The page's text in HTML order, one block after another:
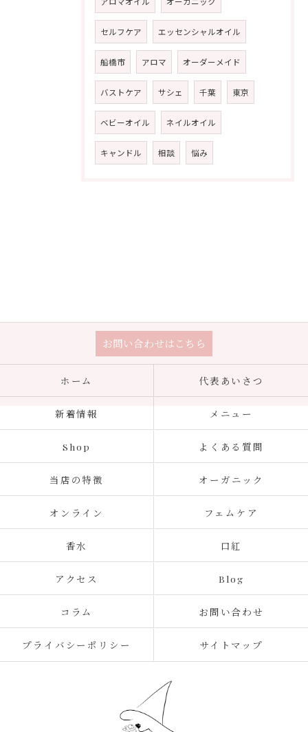
セルフケア エッセンシャルオイル
船橋市 アロマ オーダーメイド
バストケア サシェ 千葉 東京
ベビーオイル ネイルオイル
キャンドル 相談 悩み
お問い合わせはこちら
ホーム 代表あいさつ
新着情報 メニュー
Shop よくある質問
当店の特徴 オーガニック
オンライン フェムケア
香水 口紅
アクセス Blog
コラム お問い合わせ
プライバシーポリシー サイトマップ